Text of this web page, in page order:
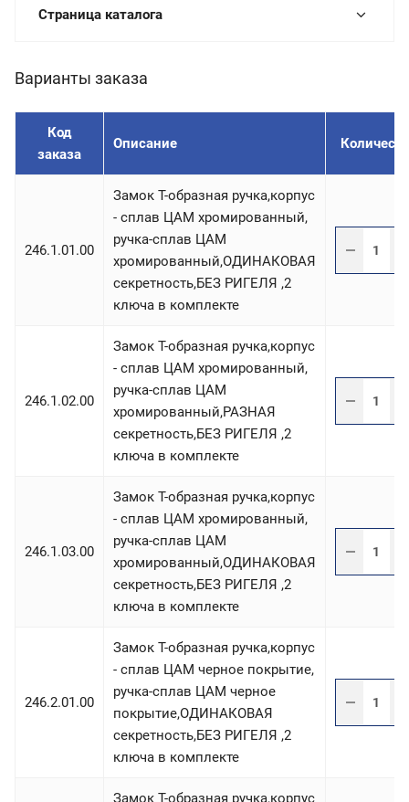
Страница каталога
Варианты заказа
Код
заказа
Описание
246.1.01.00
Замок T-образная ручка,корпус
- сплав ЦАМ хромированный,
ручка-сплав ЦАМ
хромированный,ОДИНАКОВАЯ
секретность,БЕЗ РИГЕЛЯ ,2
ключа в комплекте
246.1.02.00
Замок T-образная ручка,корпус
- сплав ЦАМ хромированный,
ручка-сплав ЦАМ
хромированный,РАЗНАЯ
секретность,БЕЗ РИГЕЛЯ ,2
ключа в комплекте
246.1.03.00
Замок T-образная ручка,корпус
- сплав ЦАМ хромированный,
ручка-сплав ЦАМ
хромированный,ОДИНАКОВАЯ
секретность,БЕЗ РИГЕЛЯ ,2
ключа в комплекте
246.2.01.00
Замок T-образная ручка,корпус
- сплав ЦАМ черное покрытие,
ручка-сплав ЦАМ черное
покрытие,ОДИНАКОВАЯ
секретность,БЕЗ РИГЕЛЯ ,2
ключа в комплекте
Замок T-образная ручка,корпус